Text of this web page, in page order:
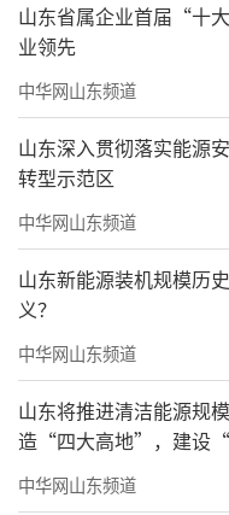
山东省属企业首届“十
业领先
中华网山东频道
山东深入贯彻落实能源
转型示范区
中华网山东频道
山东新能源装机规模历
义？
中华网山东频道
山东将推进清洁能源规
造“四大高地”，建设“
中华网山东频道